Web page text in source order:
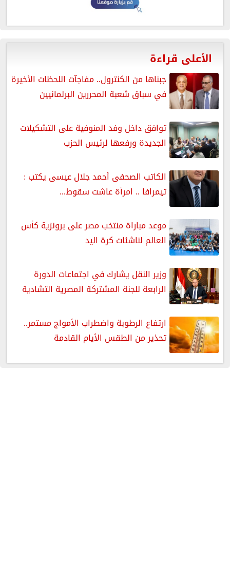
الأعلى قراءة
جبناها من الكنترول.. مفاجآت اللحظات الأخيرة
في سباق شعبة المحررين البرلمانيين
توافق داخل وفد المنوفية على التشكيلات
الجديدة ورفعها لرئيس الحزب
الكاتب الصحفى أحمد جلال عيسى يكتب :
تيمرافا .. امرأة عاشت سقوط...
موعد مباراة منتخب مصر على برونزية كأس
العالم لناشئات كرة اليد
وزير النقل يشارك في اجتماعات الدورة
الرابعة للجنة المشتركة المصرية التشادية
ارتفاع الرطوبة واضطراب الأمواج مستمر..
تحذير من الطقس الأيام القادمة